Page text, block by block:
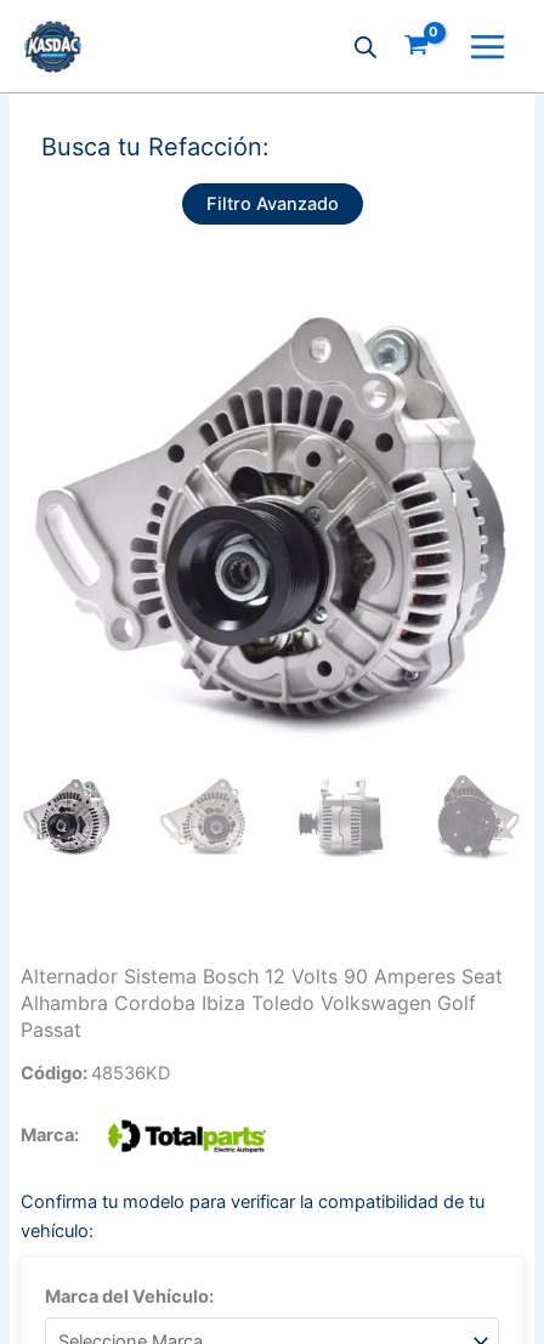
contenido
Busca tu Refacción:
Filtro Avanzado
Alternador Sistema Bosch 12 Volts 90 Amperes Seat
Alhambra Cordoba Ibiza Toledo Volkswagen Golf
Passat
Código: 48536KD
Marca:
Confirma tu modelo para verificar la compatibilidad de tu
vehículo:
Marca del Vehículo: